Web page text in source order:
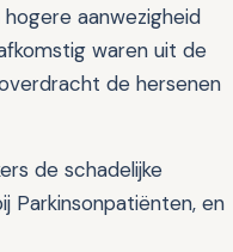
aanwezigheid
waren uit de
de hersenen
de schadelijke
Parkinsonpatiënten, en